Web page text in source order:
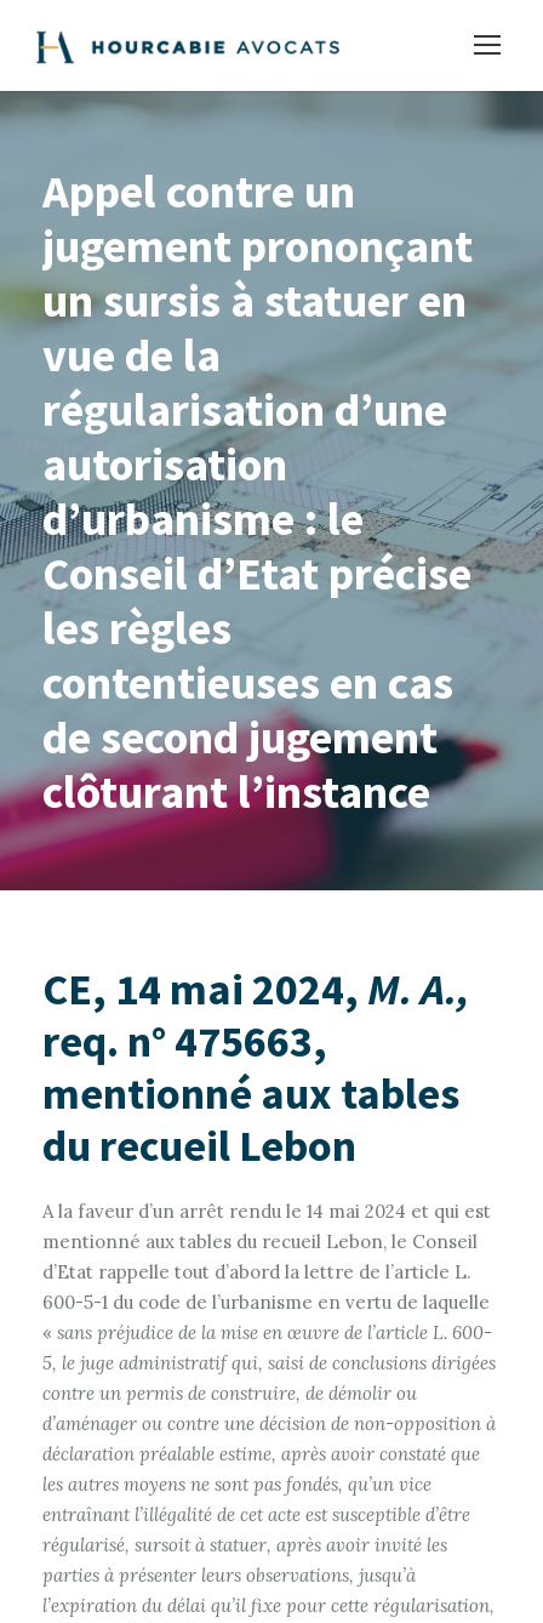
Appel contre un
jugement prononçant
un sursis à statuer en
vue de la
régularisation d’une
autorisation
d’urbanisme : le
Conseil d’Etat précise
les règles
contentieuses en cas
de second jugement
clôturant l’instance
CE, 14 mai 2024, M. A.,
req. n° 475663,
mentionné aux tables
du recueil Lebon
A la faveur d’un arrêt rendu le 14 mai 2024 et qui est
mentionné aux tables du recueil Lebon, le Conseil
d’Etat rappelle tout d’abord la lettre de l’article L.
600-5-1 du code de l’urbanisme en vertu de laquelle
« sans préjudice de la mise en œuvre de l’article L. 600-
5, le juge administratif qui, saisi de conclusions dirigées
contre un permis de construire, de démolir ou
d’aménager ou contre une décision de non-opposition à
déclaration préalable estime, après avoir constaté que
les autres moyens ne sont pas fondés, qu’un vice
entraînant l’illégalité de cet acte est susceptible d’être
régularisé, sursoit à statuer, après avoir invité les
parties à présenter leurs observations, jusqu’à
l’expiration du délai qu’il fixe pour cette régularisation,